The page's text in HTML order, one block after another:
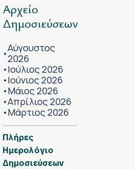
Αρχείο
Δημοσιεύσεων
•Αύγουστος
2026
•Ιούλιος 2026
•Ιούνιος 2026
•Μάιος 2026
•Απρίλιος 2026
•Μάρτιος 2026
Πλήρες
Ημερολόγιο
Δημοσιεύσεων